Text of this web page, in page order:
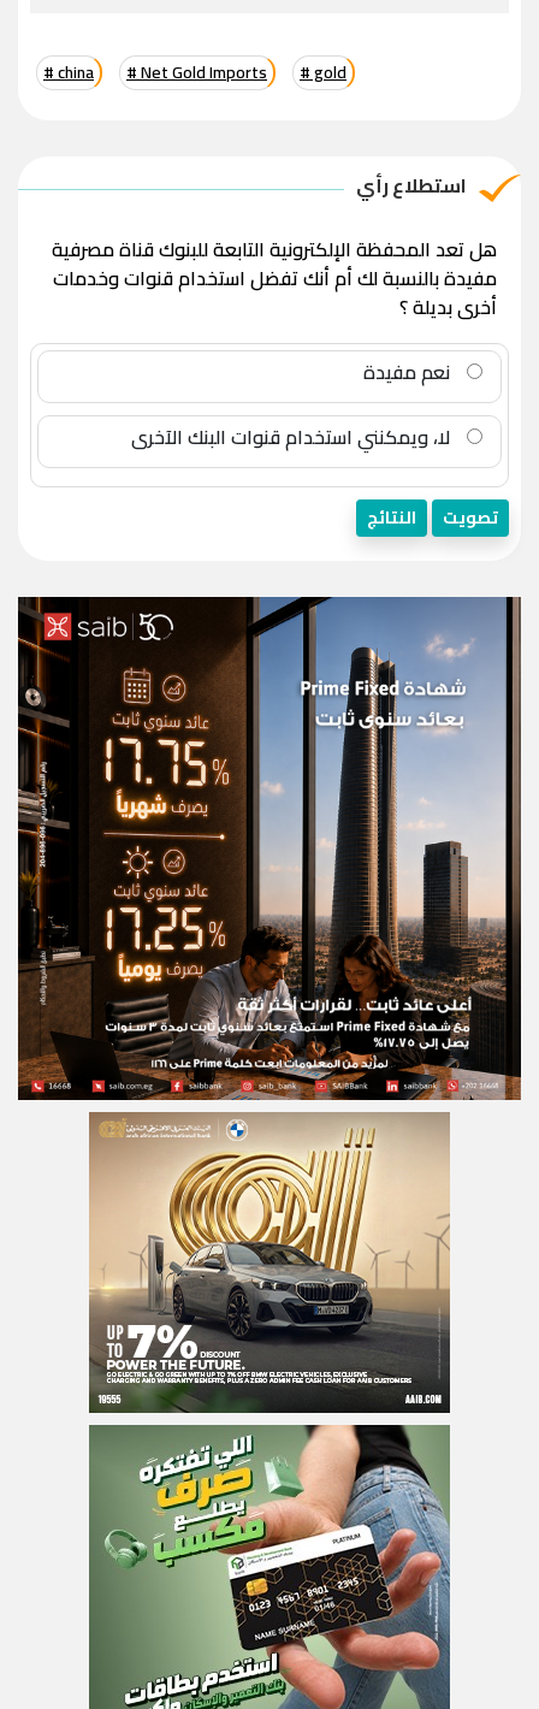
# china # Net Gold Imports # gold
استطلاع رأي
هل تعد المحفظة الإلكترونية التابعة للبنوك قناة مصرفية
مفيدة بالنسبة لك أم أنك تفضل استخدام قنوات وخدمات
أخرى بديلة ؟
نعم مفيدة
لا، ويمكنني استخدام قنوات البنك الآخرى
تصويت النتائج